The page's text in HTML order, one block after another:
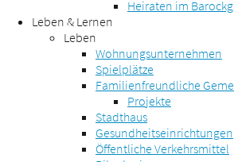
Heiraten im
Leben & Lernen
Leben
Wohnungsunternehmen
Spielplätze
Familienfreundliche
Projekte
Stadthaus
Gesundheitseinrichtungen
Öffentliche Verkehrsmittel